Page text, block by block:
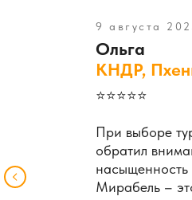
9 августа
Ольга
КНДР,
⭐️⭐️⭐️⭐️⭐️
При выборе
обратил
насыщенность
Мирабель –